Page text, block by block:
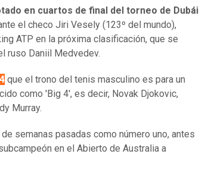
en cuartos de final del torneo de Dubái
el checo Jiri Vesely (123º del mundo),
ATP en la próxima clasificación, que se
ruso Daniil Medvedev.
que el trono del tenis masculino es para un
como 'Big 4', es decir, Novak Djokovic,
Murray.
de semanas pasadas como número uno, antes
en el Abierto de Australia a